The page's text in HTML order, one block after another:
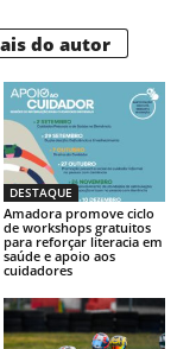
do autor
DESTAQUE
Amadora promove ciclo
de workshops gratuitos
para reforçar literacia em
saúde e apoio aos
cuidadores